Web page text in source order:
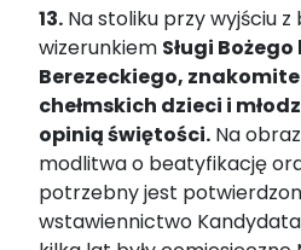
13. Na stoliku przy wyjściu
wizerunkiem Sługi
Berezeckiego,
chełmskich dzieci i
opinią świętości. Na
modlitwa o beatyfikację
potrzebny jest
wstawiennictwo Kandydata